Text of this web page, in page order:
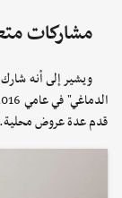
مشاركات
ويشير إلى أنه
قدم عدة عروض محلية.